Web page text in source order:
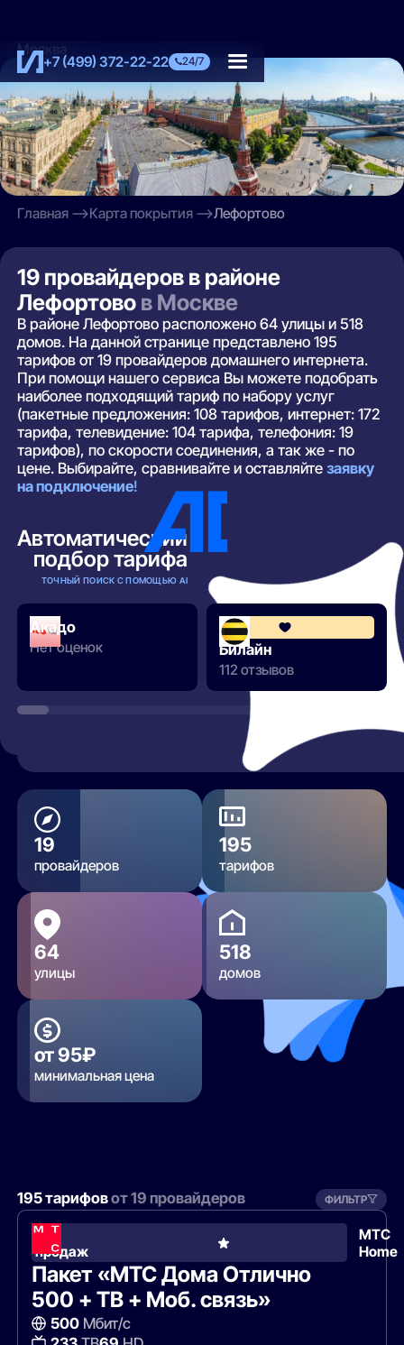
+7 (499) 372-22-22 24/7
Москва
Главная Карта покрытия Лефортово
19 провайдеров в районе
Лефортово в Москве
В районе Лефортово расположено 64 улицы и 518
домов. На данной странице представлено 195
тарифов от 19 провайдеров домашнего интернета.
При помощи нашего сервиса Вы можете подобрать
наиболее подходящий тариф по набору услуг
(пакетные предложения: 108 тарифов, интернет: 172
тарифа, телевидение: 104 тарифа, телефония: 19
тарифов), по скорости соединения, а так же - по
цене. Выбирайте, сравнивайте и оставляйтезаявку
на подключение!
Автоматический
подбор тарифа
ТОЧНЫЙ ПОИСК С ПОМОЩЬЮ AI
Акадо
Нет оценок Билайн
112 отзывов
19
провайдеров
195
тарифов
64
улицы
518
домов
от 95₽
минимальная цена
195 тарифовот 19 провайдеров ФИЛЬТР
Хит
продаж
МТС
Home
Пакет «МТС Дома Отлично
500 + ТВ + Моб. связь»
500Мбит/с